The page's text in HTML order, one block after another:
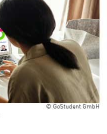
© GoStudent GmbH